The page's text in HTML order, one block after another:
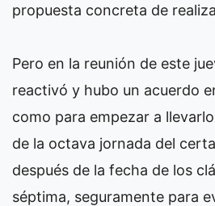
propuesta concreta de
Pero en la reunión de este
reactivó y hubo un acuerdo
como para empezar a
de la octava jornada del
después de la fecha de los
séptima, seguramente para